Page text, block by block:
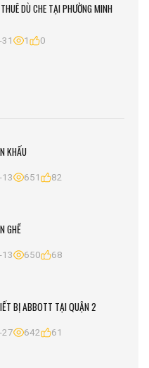
DÙ CHE TẠI PHƯỜNG MINH
1 0
KHẤU
651 82
GHẾ
650 68
BỊ ABBOTT TẠI QUẬN 2
27 642 61